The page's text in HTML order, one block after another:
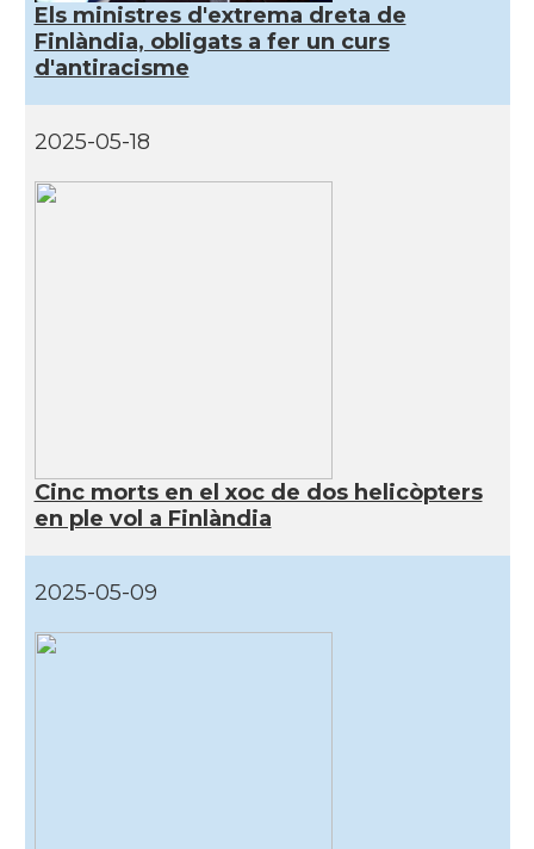
Els ministres d'extrema dreta de
Finlàndia, obligats a fer un curs
d'antiracisme
2025-05-18
Cinc morts en el xoc de dos helicòpters
en ple vol a Finlàndia
2025-05-09